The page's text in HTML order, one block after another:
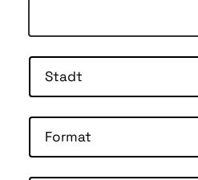
Stadt
Format